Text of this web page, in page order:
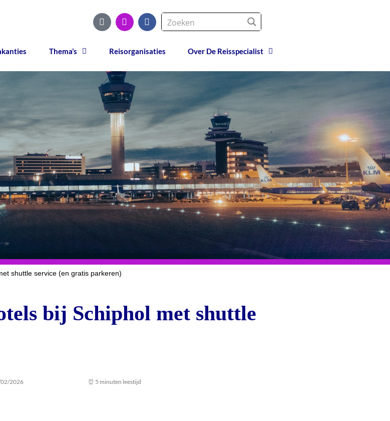
Thema’s Reisorganisaties Over De Reisspecialist
shuttle service (en gratis parkeren)
bij Schiphol met shuttle
02/2026 ⏰ 5 minuten leestijd